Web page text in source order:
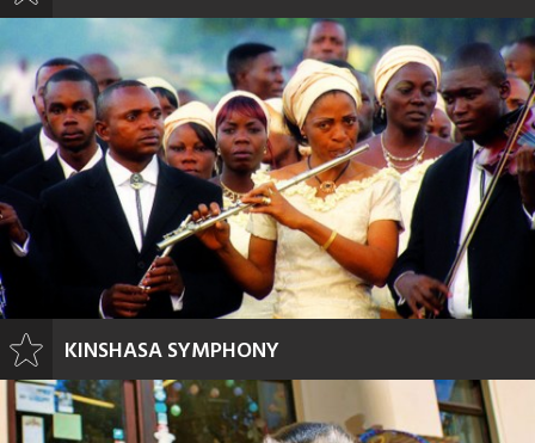
KINSHASA SYMPHONY